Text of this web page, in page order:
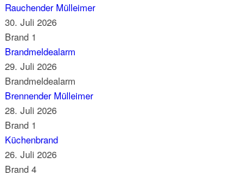
Rauchender Mülleimer
30. Juli 2026
Brand 1
Brandmeldealarm
29. Juli 2026
Brandmeldealarm
Brennender Mülleimer
28. Juli 2026
Brand 1
Küchenbrand
26. Juli 2026
Brand 4